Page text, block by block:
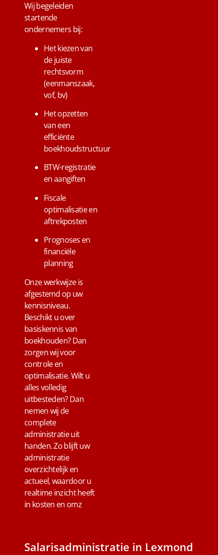
Wij begeleiden
startende
ondernemers bij:
Het kiezen van
de juiste
rechtsvorm
(eenmanszaak,
vof, bv)
Het opzetten
van een
efficiënte
boekhoudstructuur
BTW-registratie
en aangiften
Fiscale
optimalisatie en
aftrekposten
Prognoses en
financiële
planning
Onze werkwijze is
afgestemd op uw
kennisniveau.
Beschikt u over
basiskennis van
boekhouden? Dan
zorgen wij voor
controle en
optimalisatie. Wilt u
alles volledig
uitbesteden? Dan
nemen wij de
complete
administratie uit
handen. Zo blijft uw
administratie
overzichtelijk en
actueel, waardoor u
realtime inzicht heeft
in kosten en omz
Salarisadministratie in Lexmond